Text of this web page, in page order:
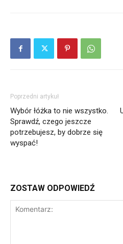
Poprzedni artykuł
Wybór łóżka to nie wszystko.
Sprawdź, czego jeszcze
potrzebujesz, by dobrze się
wyspać!
ZOSTAW ODPOWIEDŹ